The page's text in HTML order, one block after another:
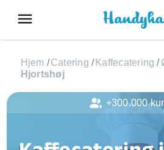
menu
Hjem /Catering / Kaffecatering /
Hjortshøj
+300.000